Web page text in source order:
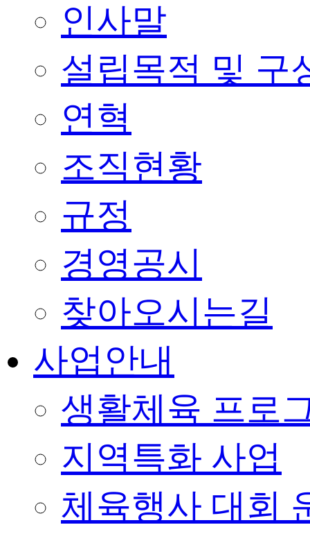
인사말
설립목적 및 구
연혁
조직현황
규정
경영공시
찾아오시는길
사업안내
생활체육 프로
지역특화 사업
체육행사 대회